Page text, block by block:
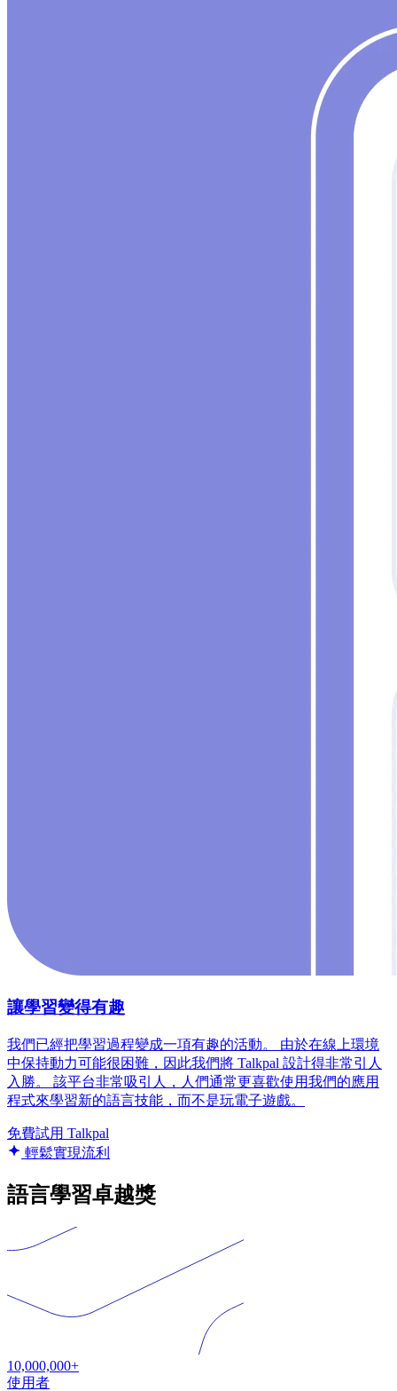
讓學習變得有趣
我們已經把學習過程變成一項有趣的活動。 由於在線上環境
中保持動力可能很困難，因此我們將 Talkpal 設計得非常引人
入勝。 該平台非常吸引人，人們通常更喜歡使用我們的應用
程式來學習新的語言技能，而不是玩電子遊戲。
免費試用 Talkpal
輕鬆實現流利
語言學習卓越獎
10,000,000+
使用者